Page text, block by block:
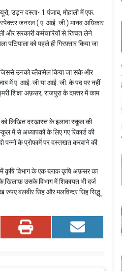
उड़न दस्ता- 1 पंजाब, मोहाली में एफ.
जनरल ( ए. आई. जी.) मानव अधिकार
सरकारी कर्मचारियों से रिश्वत लेने
को पहले ही गिरफ़्तार किया जा
जिससे उनको ब्लैकमेल किया जा सके और
में ए. आई. जी या आई. जी. के पद पर नहीं
शिक्षा अफ़सर, राजपुरा के दफ़्तर में काम
को लिखित दरख़ास्त के इलावा स्कूल की
में से अध्यापकों के लिए गए रिकार्ड की
के प्रोफार्मे पर दस्तखत करवाने की
में कृषि विभाग के एक ब्लाक कृषि अफ़सर का
खि़लाफ़ उसके विभाग में शिकायत भी दर्ज
बलबीर सिंह और मलविन्दर सिंह सिद्धू